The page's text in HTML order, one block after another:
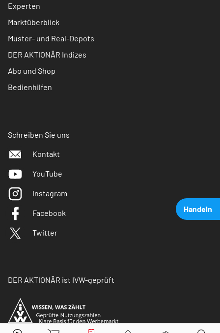
Handeln
Experten
Marktüberblick
Muster- und Real-Depots
DER AKTIONÄR Indizes
Abo und Shop
Bedienhilfen
Schreiben Sie uns
Kontakt
YouTube
Instagram
Facebook
Twitter
DER AKTIONÄR ist IVW-geprüft